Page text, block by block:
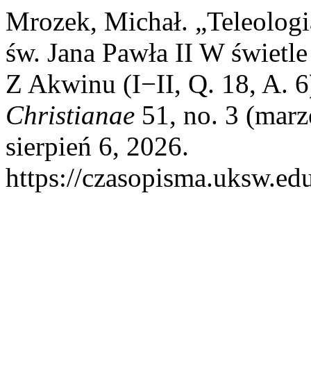
Mrozek, Michał.
św. Jana Pawła II W
Z Akwinu (I−II, Q. 18, A.
Christianae 51, no. 3
sierpień 6, 2026.
https://